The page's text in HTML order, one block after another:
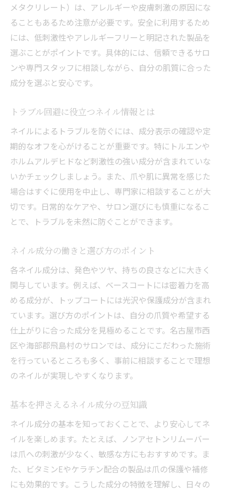
メタクリレート）は、アレルギーや皮膚刺激の原因にな
ることもあるため注意が必要です。安全に利用するため
には、低刺激性やアレルギーフリーと明記された製品を
選ぶことがポイントです。具体的には、信頼できるサロ
ンや専門スタッフに相談しながら、自分の肌質に合った
成分を選ぶと安心です。
トラブル回避に役立つネイル情報とは
ネイルによるトラブルを防ぐには、成分表示の確認や定
期的なオフを心がけることが重要です。特にトルエンや
ホルムアルデヒドなど刺激性の強い成分が含まれていな
いかチェックしましょう。また、爪や肌に異常を感じた
場合はすぐに使用を中止し、専門家に相談することが大
切です。日常的なケアや、サロン選びにも慎重になるこ
とで、トラブルを未然に防ぐことができます。
ネイル成分の働きと選び方のポイント
各ネイル成分は、発色やツヤ、持ちの良さなどに大きく
関与しています。例えば、ベースコートには密着力を高
める成分が、トップコートには光沢や保護成分が含まれ
ています。選び方のポイントは、自分の爪質や希望する
仕上がりに合った成分を見極めることです。名古屋市西
区や海部郡飛島村のサロンでは、成分にこだわった施術
を行っているところも多く、事前に相談することで理想
のネイルが実現しやすくなります。
基本を押さえるネイル成分の豆知識
ネイル成分の基本を知っておくことで、より安心してネ
イルを楽しめます。たとえば、ノンアセトンリムーバー
は爪への刺激が少なく、敏感な方にもおすすめです。ま
た、ビタミンEやケラチン配合の製品は爪の保護や補修
にも効果的です。こうした成分の特徴を理解し、日々の